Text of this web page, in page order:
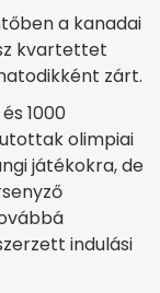
a kanadai
kvartettet
zárt.
1000
olimpiai
játékokra, de
indulási